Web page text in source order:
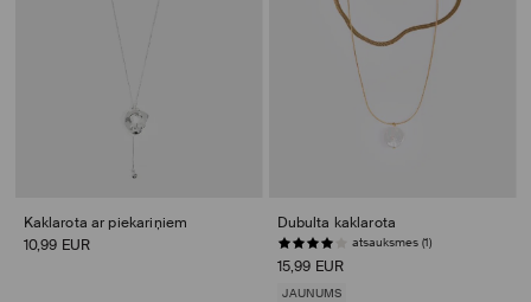
Kaklarota ar piekariņiem
10,99 EUR
Dubulta kaklarota
atsauksmes (1)
15,99 EUR
JAUNUMS